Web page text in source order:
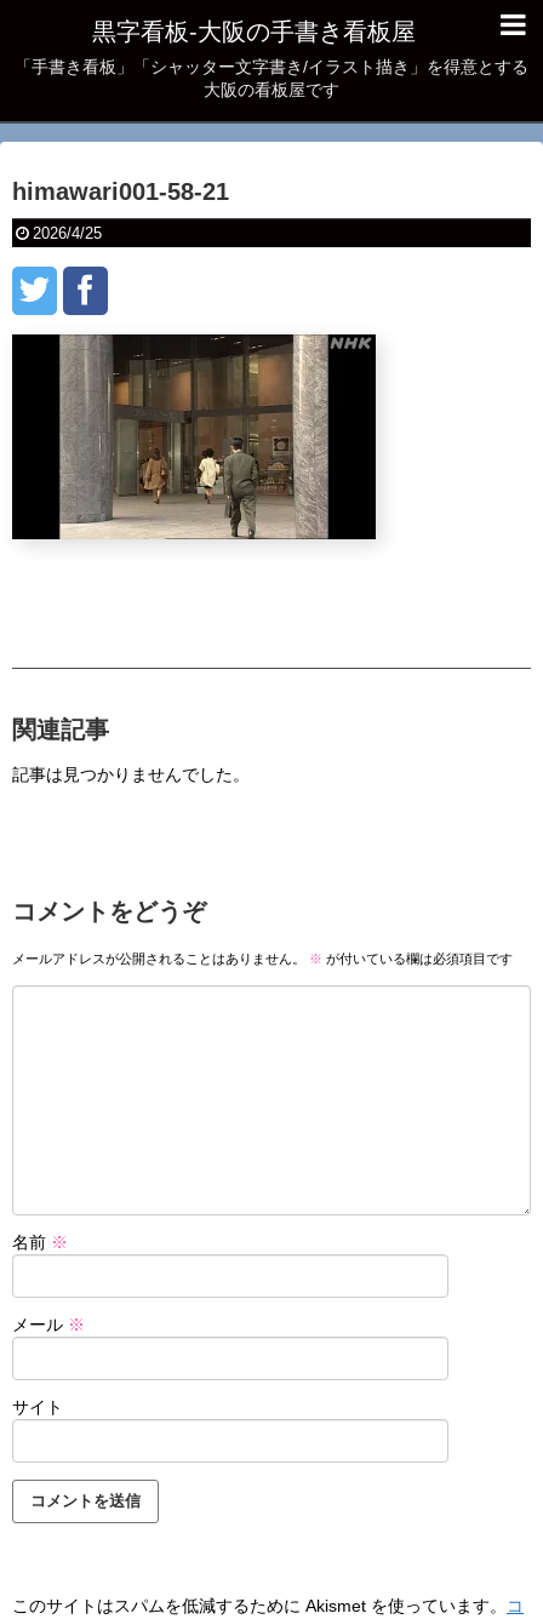
黒字看板‐大阪の手書き看板屋
「手書き看板」「シャッター文字書き/イラスト描き」を得意とする
大阪の看板屋です
himawari001-58-21
2026/4/25
関連記事
記事は見つかりませんでした。
コメントをどうぞ
メールアドレスが公開されることはありません。 ※ が付いている欄は必須項目です
名前 ※
メール ※
サイト
このサイトはスパムを低減するために Akismet を使っています。
コ